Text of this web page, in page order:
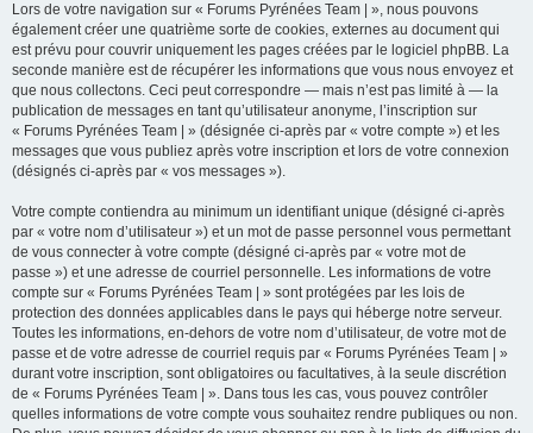
Lors de votre navigation sur « Forums Pyrénées Team | », nous pouvons
également créer une quatrième sorte de cookies, externes au document qui
est prévu pour couvrir uniquement les pages créées par le logiciel phpBB. La
seconde manière est de récupérer les informations que vous nous envoyez et
que nous collectons. Ceci peut correspondre — mais n’est pas limité à — la
publication de messages en tant qu’utilisateur anonyme, l’inscription sur
« Forums Pyrénées Team | » (désignée ci-après par « votre compte ») et les
messages que vous publiez après votre inscription et lors de votre connexion
(désignés ci-après par « vos messages »).
Votre compte contiendra au minimum un identifiant unique (désigné ci-après
par « votre nom d’utilisateur ») et un mot de passe personnel vous permettant
de vous connecter à votre compte (désigné ci-après par « votre mot de
passe ») et une adresse de courriel personnelle. Les informations de votre
compte sur « Forums Pyrénées Team | » sont protégées par les lois de
protection des données applicables dans le pays qui héberge notre serveur.
Toutes les informations, en-dehors de votre nom d’utilisateur, de votre mot de
passe et de votre adresse de courriel requis par « Forums Pyrénées Team | »
durant votre inscription, sont obligatoires ou facultatives, à la seule discrétion
de « Forums Pyrénées Team | ». Dans tous les cas, vous pouvez contrôler
quelles informations de votre compte vous souhaitez rendre publiques ou non.